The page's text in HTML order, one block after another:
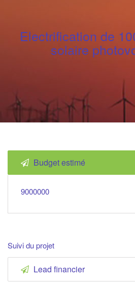
Electrification de
solaire
Budget estimé
9000000
Suivi du projet
Lead financier